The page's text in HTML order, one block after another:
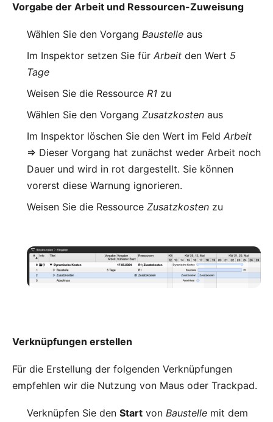
Vorgabe der Arbeit und Ressourcen-Zuweisung
Wählen Sie den Vorgang Baustelle aus
Im Inspektor setzen Sie für Arbeit den Wert 5
Tage
Weisen Sie die Ressource R1 zu
Wählen Sie den Vorgang Zusatzkosten aus
Im Inspektor löschen Sie den Wert im Feld Arbeit
=> Dieser Vorgang hat zunächst weder Arbeit noch
Dauer und wird in rot dargestellt. Sie können
vorerst diese Warnung ignorieren.
Weisen Sie die Ressource Zusatzkosten zu
Verknüpfungen erstellen
Für die Erstellung der folgenden Verknüpfungen
empfehlen wir die Nutzung von Maus oder Trackpad.
Verknüpfen Sie den Start von Baustelle mit dem